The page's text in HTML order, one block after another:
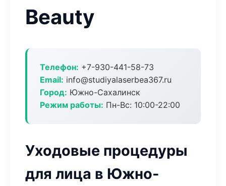
Beauty
Телефон: +7-930-441-58-73
Email: info@studiyalaserbea367.ru
Город: Южно-Сахалинск
Режим работы: Пн-Вс: 10:00-22:00
Уходовые процедуры
для лица в Южно-